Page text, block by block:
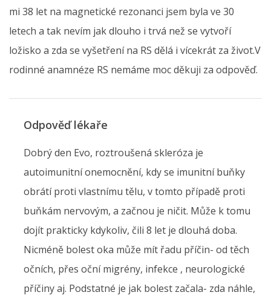
mi 38 let na magnetické rezonanci jsem byla ve 30
letech a tak nevím jak dlouho i trvá než se vytvoří
ložisko a zda se vyšetření na RS dělá i vícekrát za život.V
rodinné anamnéze RS nemáme moc děkuji za odpověď.
Odpověď lékaře
Dobrý den Evo, roztroušená skleróza je
autoimunitní onemocnění, kdy se imunitní buňky
obrátí proti vlastnímu tělu, v tomto případě proti
buňkám nervovým, a začnou je ničit. Může k tomu
dojít prakticky kdykoliv, čili 8 let je dlouhá doba.
Nicméně bolest oka může mít řadu příčin- od těch
očních, přes oční migrény, infekce , neurologické
příčiny aj. Podstatné je jak bolest začala- zda náhle,